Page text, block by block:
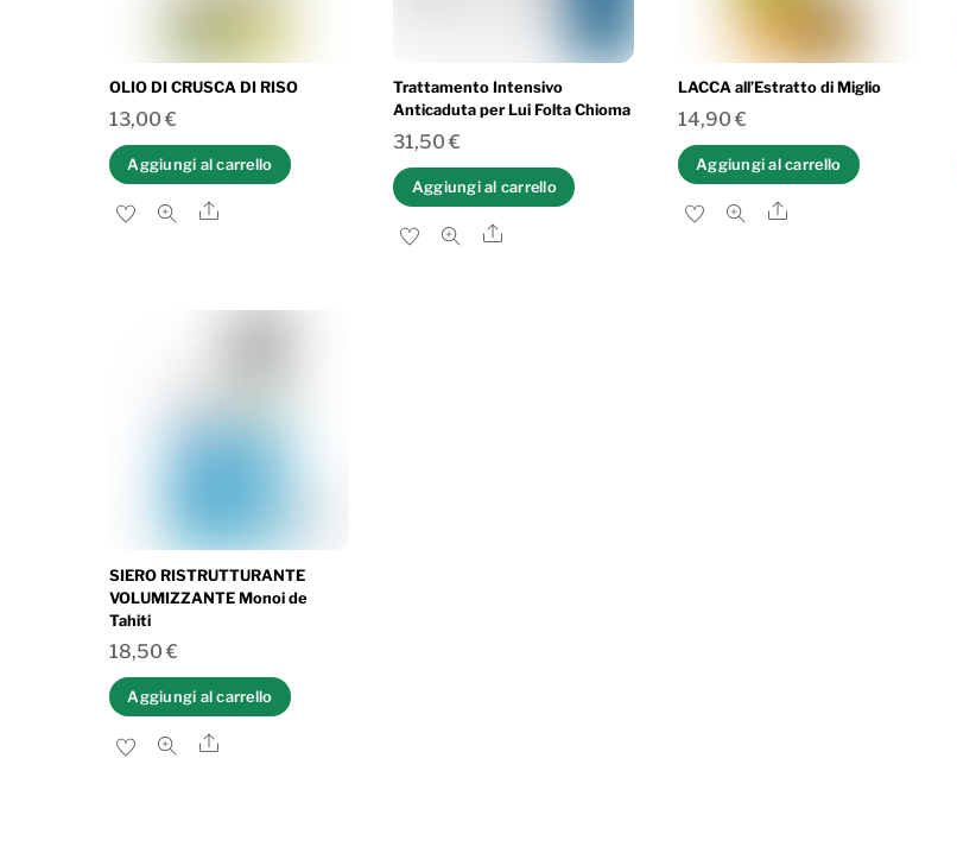
OLIO DI CRUSCA DI RISO
13,00 €
Aggiungi al carrello
Share
Trattamento Intensivo
Anticaduta per Lui Folta Chioma
31,50€
Aggiungi al carrello
Share
LACCA all’Estratto di Miglio
14,90 €
Aggiungi al carrello
Share
SIERO RISTRUTTURANTE
VOLUMIZZANTE Monoi de
Tahiti
18,50 €
Aggiungi al carrello
Share